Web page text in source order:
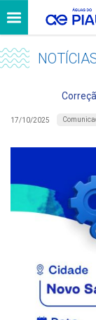
17/10/2025